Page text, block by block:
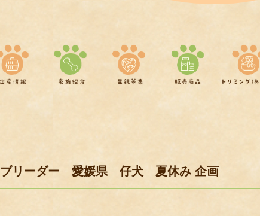
ブリーダー 愛媛県 仔犬 夏休み 企画